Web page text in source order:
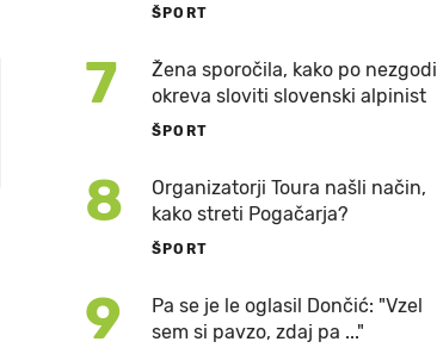
ŠPORT
7
Žena sporočila, kako po nezgodi
okreva sloviti slovenski alpinist
ŠPORT
8
Organizatorji Toura našli način,
kako streti Pogačarja?
ŠPORT
9
Pa se je le oglasil Dončić: "Vzel
sem si pavzo, zdaj pa ..."